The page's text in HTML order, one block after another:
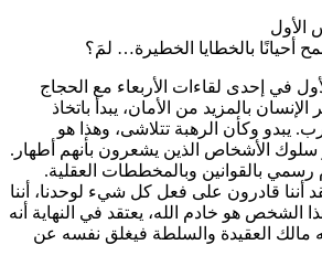
الأول
أحيانًا بالخطايا الخطيرة… لمَ؟
في إحدى لقاءات الأربعاء مع الحجاج
بالمزيد من الأمان، يبدأ باتخاذ
يبدو وكأن الرهبة تتلاشى، وهذا هو
سلوك الأشخاص الذين يشعرون بأنهم أطهار.
رسمي بالقوانين وبالمخططات العقلية.
أننا قادرون على فعل كل شيء لوحدنا، أننا
الشخص هو خادم الله، يعتقد في النهاية أنه
العقيدة والسلطة فيغلق نفسه عن